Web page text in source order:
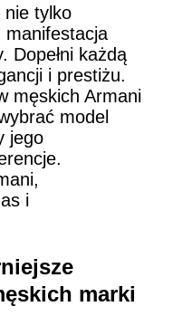
nie tylko
manifestacja
Dopełni każdą
i prestiżu.
męskich Armani
model
jego
i
marki